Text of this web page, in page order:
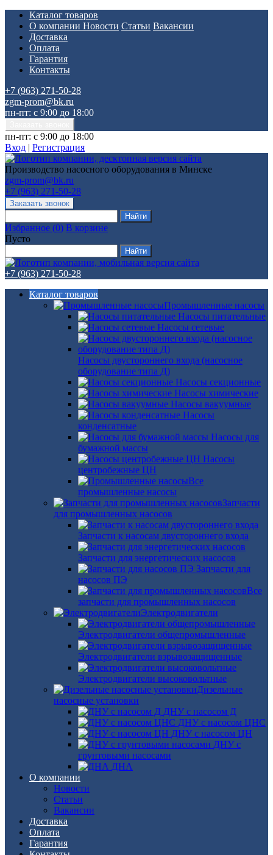
Каталог товаров
О компании Новости Статьи Вакансии
Доставка
Оплата
Гарантия
Контакты
+7 (963) 271-50-28
zgm-prom@bk.ru
пн-пт: с 9:00 до 18:00
пн-пт: с 9:00 до 18:00
Вход | Регистрация
Производство насосного оборудования в Минске
zgm-prom@bk.ru
+7 (963) 271-50-28
Избранное (0) В корзине
Пусто
+7 (963) 271-50-28
Каталог товаров
Промышленные насосы
Насосы питательные
Насосы сетевые
Насосы двустороннего входа (насосное
оборудование типа Д)
Насосы секционные
Насосы химические
Насосы вакуумные
Насосы
конденсатные
Насосы для
бумажной массы
Насосы
центробежные ЦН
Все
промышленные насосы
Запчасти
для промышленных насосов
Запчасти к насосам двустороннего входа
Запчасти для энергетических насосов
Запчасти для
насосов ПЭ
Все
запчасти для промышленных насосов
Электродвигатели
Электродвигатели общепромышленные
Электродвигатели взрывозащищенные
Электродвигатели высоковольтные
Дизельные
насосные установки
ДНУ с насосом Д
ДНУ с насосом ЦНС
ДНУ с насосом ЦН
ДНУ с
грунтовыми насосами
ДНА
О компании
Новости
Статьи
Вакансии
Доставка
Оплата
Гарантия